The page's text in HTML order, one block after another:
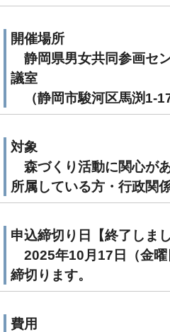
開催場所
静岡県男女共同参画セ
議室
（静岡市駿河区馬渕1-
対象
森づくり活動に関心が
所属している方・行政関
申込締切り日【終了しまし
2025年10月17日（金
締切ります。
費用